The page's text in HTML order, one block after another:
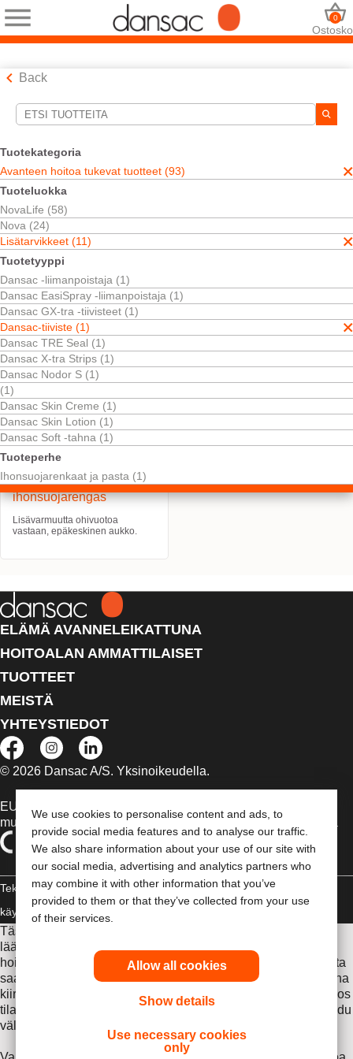
We use cookies to personalise content and ads, to
provide social media features and to analyse our traffic.
We also share information about your use of our site with
our social media, advertising and analytics partners who
may combine it with other information that you’ve
provided to them or that they’ve collected from your use
of their services.
Allow all cookies
Show details
Use necessary cookies
only
0
Back
Tuotekategoria
Avanteen hoitoa tukevat tuotteet (93)
Tuoteluokka
NovaLife (58)
Nova (24)
Lisätarvikkeet (11)
Tuotetyyppi
Dansac -liimanpoistaja (1)
Dansac EasiSpray -liimanpoistaja (1)
Dansac GX-tra -tiivisteet (1)
Dansac-tiiviste (1)
Dansac TRE Seal (1)
Dansac X-tra Strips (1)
Dansac Nodor S (1)
(1)
Dansac Skin Creme (1)
Dansac Skin Lotion (1)
Dansac Soft ‑tahna (1)
Tuoteperhe
Ihonsuojarenkaat ja pasta (1)
Hakutyökalut
Valintasi:
Avanteen hoitoa tukevat tuotteet
Lisätarvikkeet
Dansac-tiiviste
Valintasi vastasi1tuloksia
Järjestä:
Dansac Seal
ihonsuojarengas
Lisävarmuutta ohivuotoa
vastaan, epäkeskinen aukko.
ELÄMÄ AVANNELEIKATTUNA
HOITOALAN AMMATTILAISET
TUOTTEET
MEISTÄ
YHTEYSTIEDOT
© 2026 Dansac A/S. Yksinoikeudella.
EU:n alueella myytävät lääkinnälliset laitteet on tapauksen
mukaan merkitty jommallakummalla seuraavista symboleista
Tekijänoikeudelliset tiedot /
käyttäjäehdot
Vaatimustenmukaisuusvakuutus
Tässä sivustossa esitettyjä tietoja ei ole tarkoitettu
lääketieteelliseksi neuvonnaksi eikä korvaamaan sinua
hoitavalta lääkäriltä tai muilta terveydenhuollon ammattilaisilta
saamiasi ohjeita. Tämän sivuston tietoja ei saa käyttää ohjeina
kiireellistä lääketieteellistä hoitoa edellyttävissä tilanteissa. Jos
tilanteesi edellyttää kiireellistä lääketieteellistä hoitoa, hakeudu
välittömästi lääkäriin.